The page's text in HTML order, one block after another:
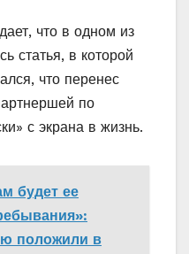
что в одном из
статья, в которой
что перенес
по
с экрана в жизнь.
будет ее
положили в